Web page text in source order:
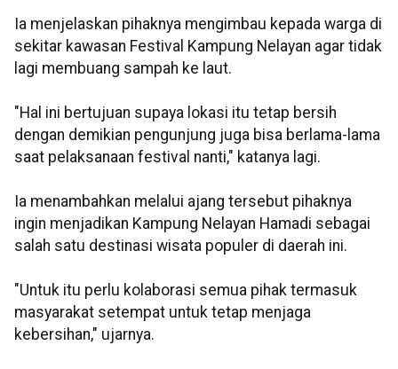
Ia menjelaskan pihaknya mengimbau kepada warga di
sekitar kawasan Festival Kampung Nelayan agar tidak
lagi membuang sampah ke laut.
"Hal ini bertujuan supaya lokasi itu tetap bersih
dengan demikian pengunjung juga bisa berlama-lama
saat pelaksanaan festival nanti," katanya lagi.
Ia menambahkan melalui ajang tersebut pihaknya
ingin menjadikan Kampung Nelayan Hamadi sebagai
salah satu destinasi wisata populer di daerah ini.
"Untuk itu perlu kolaborasi semua pihak termasuk
masyarakat setempat untuk tetap menjaga
kebersihan," ujarnya.